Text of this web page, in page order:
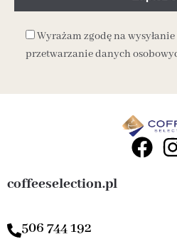
Wyrażam zgodę na
przetwarzanie danych
coffeeselection.pl
506 744 192